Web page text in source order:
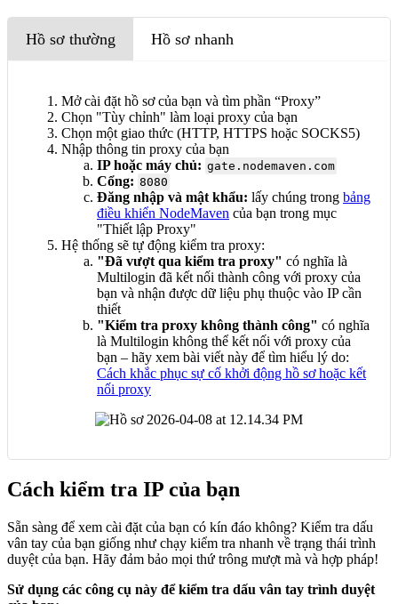
Hồ sơ thường Hồ sơ nhanh
Mở cài đặt hồ sơ của bạn và tìm phần “Proxy”
Chọn "Tùy chỉnh" làm loại proxy của bạn
Chọn một giao thức (HTTP, HTTPS hoặc SOCKS5)
Nhập thông tin proxy của bạn
IP hoặc máy chủ: gate.nodemaven.com
Cổng: 8080
Đăng nhập và mật khẩu: lấy chúng trong bảng
điều khiển NodeMaven của bạn trong mục
"Thiết lập Proxy"
Hệ thống sẽ tự động kiểm tra proxy:
"Đã vượt qua kiểm tra proxy" có nghĩa là
Multilogin đã kết nối thành công với proxy của
bạn và nhận được dữ liệu phụ thuộc vào IP cần
thiết
"Kiểm tra proxy không thành công" có nghĩa
là Multilogin không thể kết nối với proxy của
bạn – hãy xem bài viết này để tìm hiểu lý do:
Cách khắc phục sự cố khởi động hồ sơ hoặc kết
nối proxy
Cách kiểm tra IP của bạn
Sẵn sàng để xem cài đặt của bạn có kín đáo không? Kiểm tra dấu
vân tay của bạn giống như chạy kiểm tra nhanh về trạng thái trình
duyệt của bạn. Hãy đảm bảo mọi thứ trông mượt mà và hợp pháp!
Sử dụng các công cụ này để kiểm tra dấu vân tay trình duyệt